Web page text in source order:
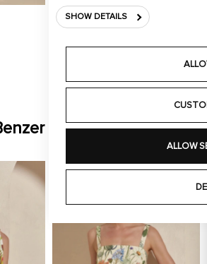
SHOW DETAILS
ALLOW
Lilith Şort
Ürünler